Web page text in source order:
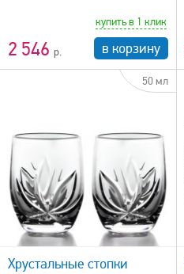
2 546
купить в 1 клик
в корзину
50 мл
Хрустальные стопки
быстрый просмотр